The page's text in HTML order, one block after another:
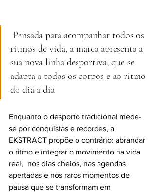
Pensada para acompanhar todos os
ritmos de vida, a marca apresenta a
sua nova linha desportiva, que se
adapta a todos os corpos e ao ritmo
do dia a dia
Enquanto o desporto tradicional mede-
se por conquistas e recordes, a
EKSTRACT propõe o contrário: abrandar
o ritmo e integrar o movimento na vida
real,  nos dias cheios, nas agendas
apertadas e nos raros momentos de
pausa que se transformam em